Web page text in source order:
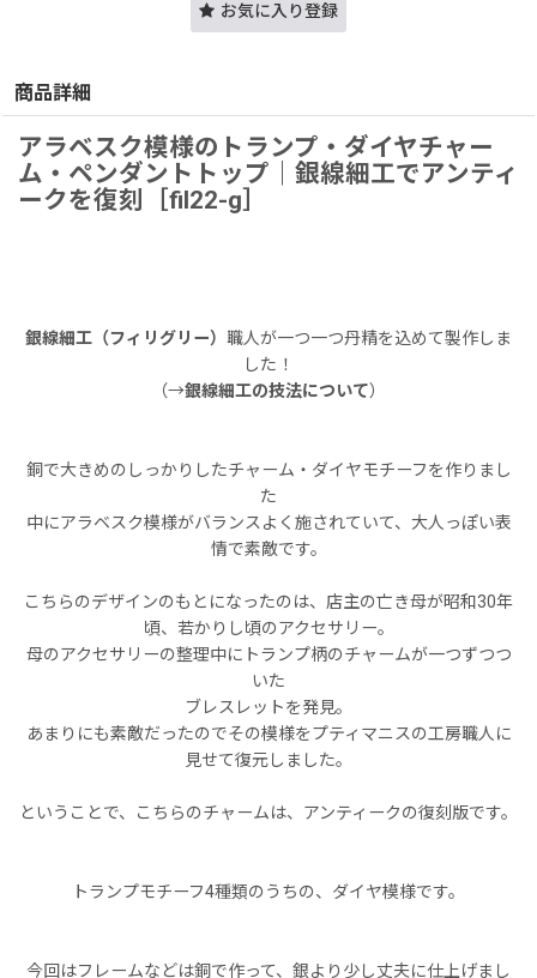
お気に入り登録
商品詳細
アラベスク模様のトランプ・ダイヤチャー
ム・ペンダントトップ｜銀線細工でアンティ
ークを復刻［fil22-g］
銀線細工（フィリグリー） 職人が一つ一つ丹精を込めて製作しま
した！
（→銀線細工の技法について）
銅で大きめのしっかりしたチャーム・ダイヤモチーフを作りまし
た
中にアラベスク模様がバランスよく施されていて、大人っぽい表
情で素敵です。
こちらのデザインのもとになったのは、店主の亡き母が昭和30年
頃、若かりし頃のアクセサリー。
母のアクセサリーの整理中にトランプ柄のチャームが一つずつつ
いた
ブレスレットを発見。
あまりにも素敵だったのでその模様をプティマニスの工房職人に
見せて復元しました。
ということで、こちらのチャームは、アンティークの復刻版です。
トランプモチーフ4種類のうちの、ダイヤ模様です。
今回はフレームなどは銅で作って、銀より少し丈夫に仕上げまし